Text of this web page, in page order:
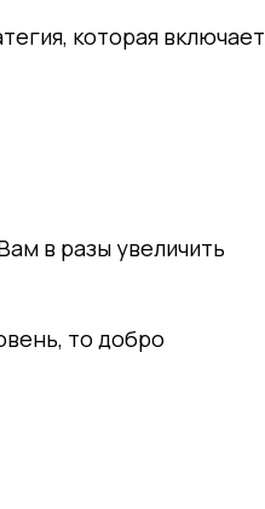
которая включает
в разы увеличить
то добро